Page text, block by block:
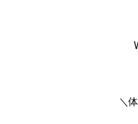
＼